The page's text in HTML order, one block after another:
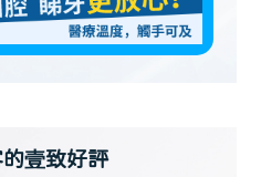
壹致好評